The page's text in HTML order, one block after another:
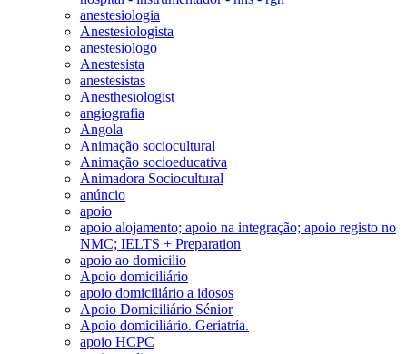
anestesiologia
Anestesiologista
anestesiologo
Anestesista
anestesistas
Anesthesiologist
angiografia
Angola
Animação sociocultural
Animação socioeducativa
Animadora Sociocultural
anúncio
apoio
apoio alojamento; apoio na integração; apoio registo no
NMC; IELTS + Preparation
apoio ao domicilio
Apoio domiciliário
apoio domiciliário a idosos
Apoio Domiciliário Sénior
Apoio domiciliário. Geriatría.
apoio HCPC